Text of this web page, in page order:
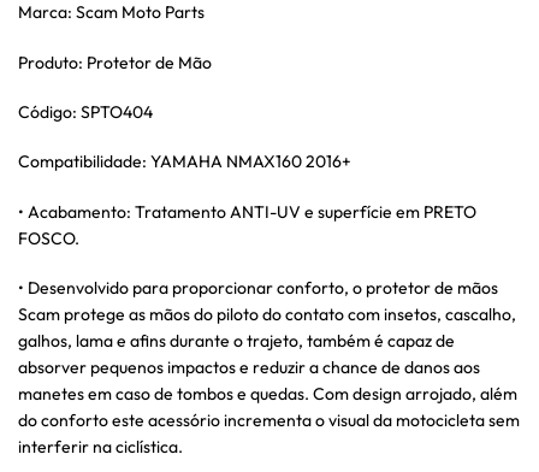
Marca: Scam Moto Parts
Produto: Protetor de Mão
Código: SPTO404
Compatibilidade: YAMAHA NMAX160 2016+
• Acabamento: Tratamento ANTI-UV e superfície em PRETO
FOSCO.
• Desenvolvido para proporcionar conforto, o protetor de mãos
Scam protege as mãos do piloto do contato com insetos, cascalho,
galhos, lama e afins durante o trajeto, também é capaz de
absorver pequenos impactos e reduzir a chance de danos aos
manetes em caso de tombos e quedas. Com design arrojado, além
do conforto este acessório incrementa o visual da motocicleta sem
interferir na ciclística.